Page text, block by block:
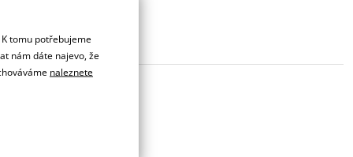
tomu potřebujeme
nám dáte najevo, že
naleznete